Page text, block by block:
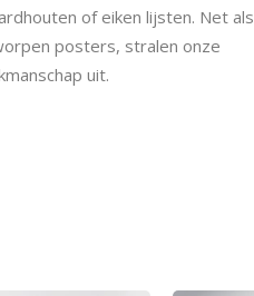
of eiken lijsten. Net als
posters, stralen onze
uit.